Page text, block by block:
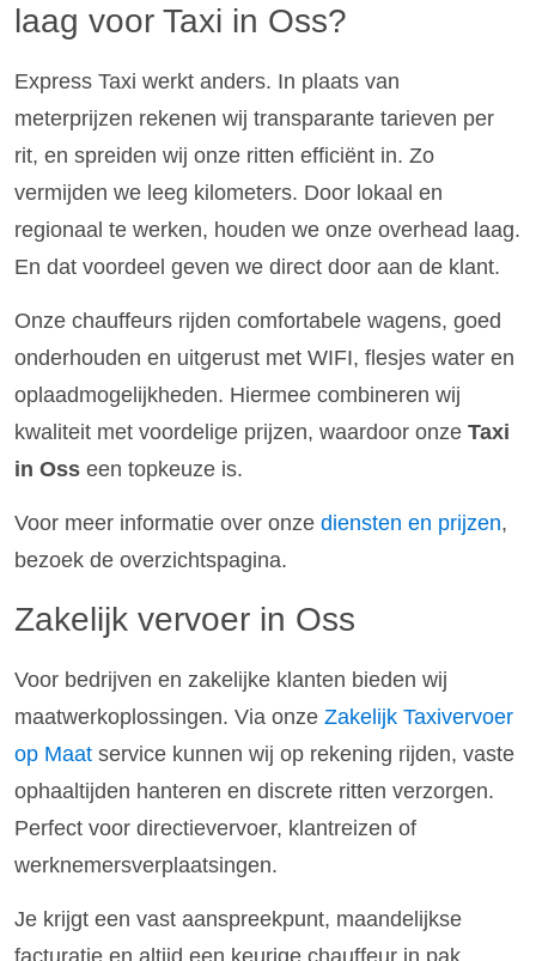
laag voor Taxi in Oss?
Express Taxi werkt anders. In plaats van
meterprijzen rekenen wij transparante tarieven per
rit, en spreiden wij onze ritten efficiënt in. Zo
vermijden we leeg kilometers. Door lokaal en
regionaal te werken, houden we onze overhead laag.
En dat voordeel geven we direct door aan de klant.
Onze chauffeurs rijden comfortabele wagens, goed
onderhouden en uitgerust met WIFI, flesjes water en
oplaadmogelijkheden. Hiermee combineren wij
kwaliteit met voordelige prijzen, waardoor onze Taxi
in Oss een topkeuze is.
Voor meer informatie over onze diensten en prijzen,
bezoek de overzichtspagina.
Zakelijk vervoer in Oss
Voor bedrijven en zakelijke klanten bieden wij
maatwerkoplossingen. Via onze Zakelijk Taxivervoer
op Maat service kunnen wij op rekening rijden, vaste
ophaaltijden hanteren en discrete ritten verzorgen.
Perfect voor directievervoer, klantreizen of
werknemersverplaatsingen.
Je krijgt een vast aanspreekpunt, maandelijkse